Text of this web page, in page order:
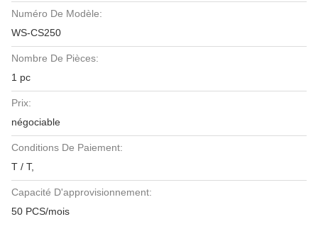
Numéro De Modèle:
WS-CS250
Nombre De Pièces:
1 pc
Prix:
négociable
Conditions De Paiement:
T / T,
Capacité D'approvisionnement:
50 PCS/mois